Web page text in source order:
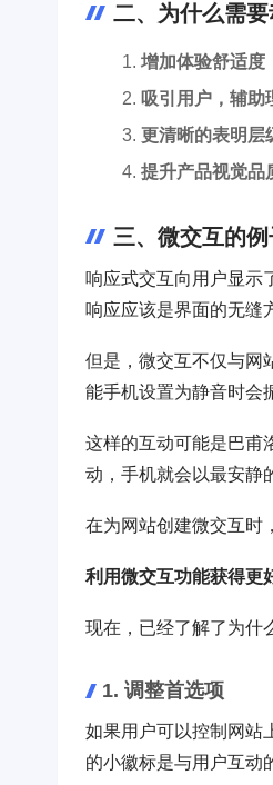
二、为什么需要
增加体验舒适度
吸引用户，辅助
更清晰的表明层
提升产品视觉品
三、微交互的例
响应式交互向用户显示
响应应该是界面的无缝
但是，微交互不仅与网
能手机设置为静音时会
这样的互动可能是巴甫
动，手机就会以最安静
在为网站创建微交互时
利用微交互功能获得更
现在，已经了解了为什
1. 调整首选项
如果用户可以控制网站
的小徽标是与用户互动